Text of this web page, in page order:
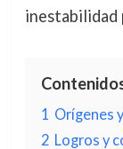
inestabilidad
1 Orígenes
2 Logros y